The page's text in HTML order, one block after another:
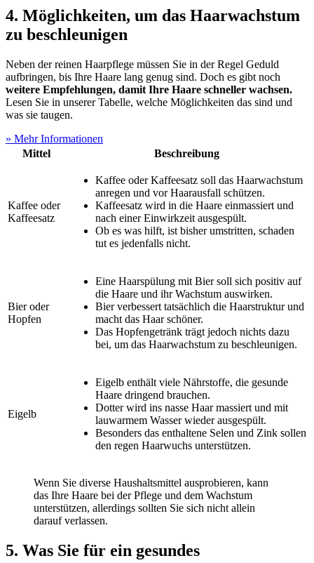
4. Möglichkeiten, um das Haarwachstum
zu beschleunigen
Neben der reinen Haarpflege müssen Sie in der Regel Geduld
aufbringen, bis Ihre Haare lang genug sind. Doch es gibt noch
weitere Empfehlungen, damit Ihre Haare schneller wachsen.
Lesen Sie in unserer Tabelle, welche Möglichkeiten das sind und
was sie taugen.
» Mehr Informationen
Mittel
Beschreibung
Kaffee oder
Kaffeesatz
Kaffee oder Kaffeesatz soll das Haarwachstum
anregen und vor Haarausfall schützen.
Kaffeesatz wird in die Haare einmassiert und
nach einer Einwirkzeit ausgespült.
Ob es was hilft, ist bisher umstritten, schaden
tut es jedenfalls nicht.
Bier oder
Hopfen
Eine Haarspülung mit Bier soll sich positiv auf
die Haare und ihr Wachstum auswirken.
Bier verbessert tatsächlich die Haarstruktur und
macht das Haar schöner.
Das Hopfengetränk trägt jedoch nichts dazu
bei, um das Haarwachstum zu beschleunigen.
Eigelb
Eigelb enthält viele Nährstoffe, die gesunde
Haare dringend brauchen.
Dotter wird ins nasse Haar massiert und mit
lauwarmem Wasser wieder ausgespült.
Besonders das enthaltene Selen und Zink sollen
den regen Haarwuchs unterstützen.
Wenn Sie diverse Haushaltsmittel ausprobieren, kann
das Ihre Haare bei der Pflege und dem Wachstum
unterstützen, allerdings sollten Sie sich nicht allein
darauf verlassen.
5. Was Sie für ein gesundes